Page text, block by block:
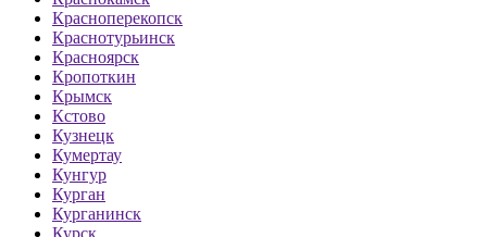
Красноперекопск
Краснотурьинск
Красноярск
Кропоткин
Крымск
Кстово
Кузнецк
Кумертау
Кунгур
Курган
Курганинск